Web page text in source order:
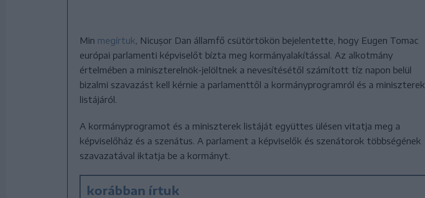
Min megírtuk, Nicușor Dan államfő csütörtökön bejelentette, hogy Eugen Tomac
európai parlamenti képviselőt bízta meg kormányalakítással. Az alkotmány
értelmében a miniszterelnök-jelöltnek a nevesítésétől számított tíz napon belül
bizalmi szavazást kell kérnie a parlamenttől a kormányprogramról és a miniszterek
listájáról.
A kormányprogramot és a miniszterek listáját együttes ülésen vitatja meg a
képviselőház és a szenátus. A parlament a képviselők és szenátorok többségének
szavazatával iktatja be a kormányt.
korábban írtuk